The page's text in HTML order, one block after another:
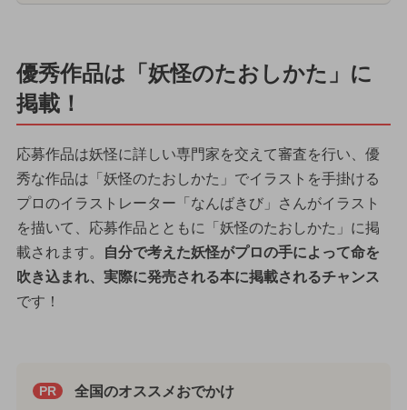
優秀作品は「妖怪のたおしかた」に
掲載！
応募作品は妖怪に詳しい専門家を交えて審査を行い、優
秀な作品は「妖怪のたおしかた」でイラストを手掛ける
プロのイラストレーター「なんばきび」さんがイラスト
を描いて、応募作品とともに「妖怪のたおしかた」に掲
載されます。
自分で考えた妖怪がプロの手によって命を
吹き込まれ、実際に発売される本に掲載されるチャンス
です！
PR 全国のオススメおでかけ